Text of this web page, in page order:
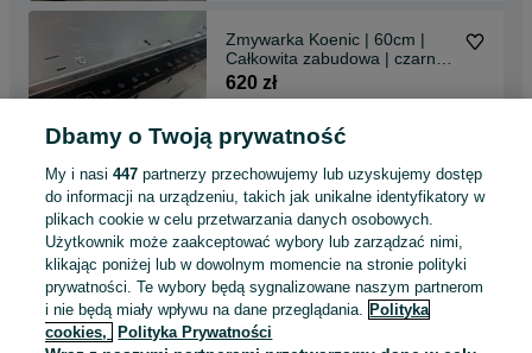
Zmywarka Koenic | 60cm |
Całkowita zabudowa | czarny
panel dotykowy | 3 szuflady |
12kpl naczyń | A++ |
620 zł
Murowana Goślina
04 sierpnia 2026
Zmywarka Siemens | 45cm |
Wolno stojąca | Biała | 10kpl
naczyń | Niemiecka |
Gwarancja
670 zł
Murowana Goślina
Dbamy o Twoją prywatność
My i nasi447 partnerzy przechowujemy lub uzyskujemy dostęp
do informacji na urządzeniu, takich jak unikalne identyfikatory w
plikach cookie w celu przetwarzania danych osobowych.
Użytkownik może zaakceptować wybory lub zarządzać nimi,
klikając poniżej lub w dowolnym momencie na stronie polityki
prywatności. Te wybory będą sygnalizowane naszym partnerom
i nie będą miały wpływu na dane przeglądania. Polityka
cookies,
Polityka Prywatności